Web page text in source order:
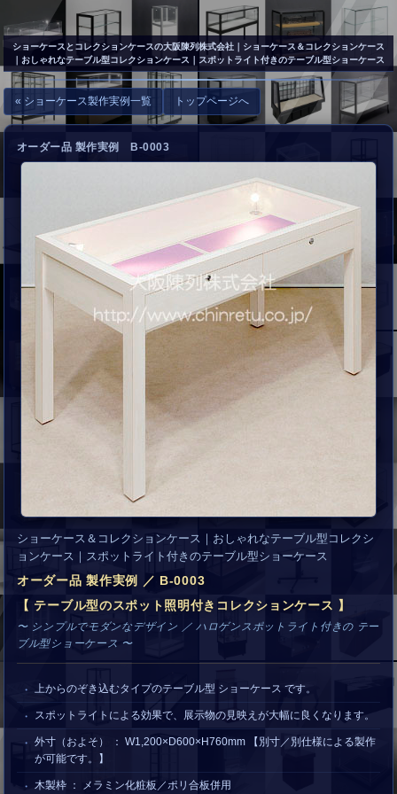
お問い合わせ
ショーケースとコレクションケースの大阪陳列株式会社 ｜ショーケース＆コレクションケース
｜おしゃれなテーブル型コレクションケース｜スポットライト付きのテーブル型ショーケース
« ショーケース製作実例一覧 トップページへ
オーダー品 製作実例 B-0003
ショーケース＆コレクションケース｜おしゃれなテーブル型コレクシ
ョンケース｜スポットライト付きのテーブル型ショーケース
オーダー品 製作実例 ／ B-0003
【 テーブル型のスポット照明付きコレクションケース 】
〜 シンプルでモダンなデザイン ／ ハロゲンスポットライト付きの テー
ブル型ショーケース 〜
上からのぞき込むタイプのテーブル型 ショーケース です。
スポットライトによる効果で、展示物の見映えが大幅に良くなります。
外寸（およそ） ： W1,200×D600×H760mm 【別寸／別仕様による製作
が可能です。】
木製枠 ： メラミン化粧板／ポリ合板併用